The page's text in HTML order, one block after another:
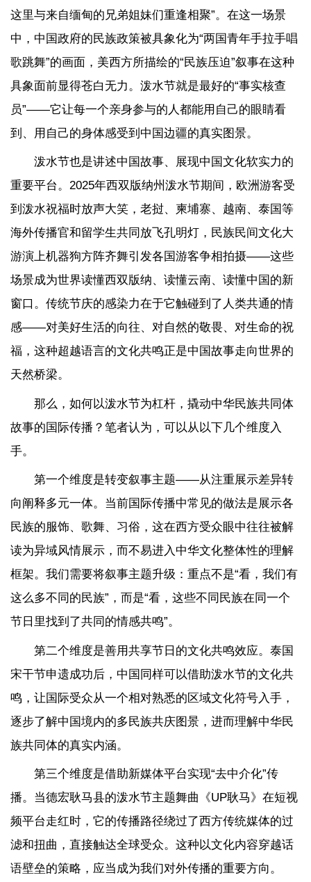
这里与来自缅甸的兄弟姐妹们重逢相聚”。在这一场景
中，中国政府的民族政策被具象化为“两国青年手拉手唱
歌跳舞”的画面，美西方所描绘的“民族压迫”叙事在这种
具象面前显得苍白无力。泼水节就是最好的“事实核查
员”——它让每一个亲身参与的人都能用自己的眼睛看
到、用自己的身体感受到中国边疆的真实图景。
泼水节也是讲述中国故事、展现中国文化软实力的
重要平台。2025年西双版纳州泼水节期间，欧洲游客受
到泼水祝福时放声大笑，老挝、柬埔寨、越南、泰国等
海外传播官和留学生共同放飞孔明灯，民族民间文化大
游演上机器狗方阵齐舞引发各国游客争相拍摄——这些
场景成为世界读懂西双版纳、读懂云南、读懂中国的新
窗口。传统节庆的感染力在于它触碰到了人类共通的情
感——对美好生活的向往、对自然的敬畏、对生命的祝
福，这种超越语言的文化共鸣正是中国故事走向世界的
天然桥梁。
那么，如何以泼水节为杠杆，撬动中华民族共同体
故事的国际传播？笔者认为，可以从以下几个维度入
手。
第一个维度是转变叙事主题——从注重展示差异转
向阐释多元一体。当前国际传播中常见的做法是展示各
民族的服饰、歌舞、习俗，这在西方受众眼中往往被解
读为异域风情展示，而不易进入中华文化整体性的理解
框架。我们需要将叙事主题升级：重点不是“看，我们有
这么多不同的民族”，而是“看，这些不同民族在同一个
节日里找到了共同的情感共鸣”。
第二个维度是善用共享节日的文化共鸣效应。泰国
宋干节申遗成功后，中国同样可以借助泼水节的文化共
鸣，让国际受众从一个相对熟悉的区域文化符号入手，
逐步了解中国境内的多民族共庆图景，进而理解中华民
族共同体的真实内涵。
第三个维度是借助新媒体平台实现“去中介化”传
播。当德宏耿马县的泼水节主题舞曲《UP耿马》在短视
频平台走红时，它的传播路径绕过了西方传统媒体的过
滤和扭曲，直接触达全球受众。这种以文化内容穿越话
语壁垒的策略，应当成为我们对外传播的重要方向。